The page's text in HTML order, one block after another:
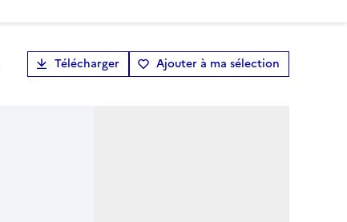
Télécharger Ajouter à ma sélection